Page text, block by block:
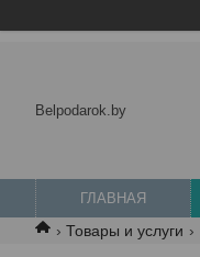
Belpodarok.by
ГЛАВНАЯ
Товары и услуги